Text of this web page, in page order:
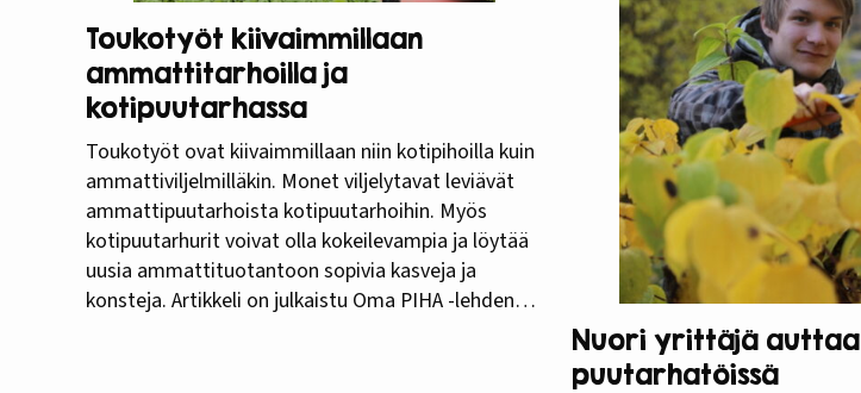
Toukotyöt kiivaimmillaan
ammattitarhoilla ja
kotipuutarhassa
Toukotyöt ovat kiivaimmillaan niin kotipihoilla kuin
ammattiviljelmilläkin. Monet viljelytavat leviävät
ammattipuutarhoista kotipuutarhoihin. Myös
kotipuutarhurit voivat olla kokeilevampia ja löytää
uusia ammattituotantoon sopivia kasveja ja
konsteja. Artikkeli on julkaistu Oma PIHA -lehden
Nuori yrittäjä auttaa
puutarhatöissä